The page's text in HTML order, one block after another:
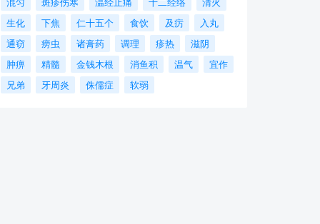
生化
下焦 仁十五个 食饮 及疠
入丸
通窃
痨虫 诸膏药 调理 疹热
滋阴
肿痹
精髓 金钱木根 消鱼积 温气
宜作
兄弟
牙周炎 侏儒症 软弱